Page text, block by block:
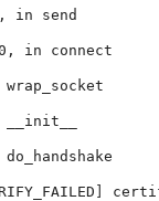
in send
in connect
]